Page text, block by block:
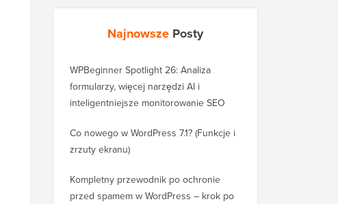
Najnowsze Posty
WPBeginner Spotlight 26: Analiza
formularzy, więcej narzędzi AI i
inteligentniejsze monitorowanie SEO
Co nowego w WordPress 7.1? (Funkcje i
zrzuty ekranu)
Kompletny przewodnik po ochronie
przed spamem w WordPress – krok po